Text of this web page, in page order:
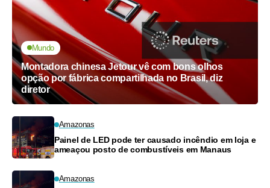
Mundo
Montadora chinesa Jetour vê com bons olhos
opção por fábrica compartilhada no Brasil, diz
diretor
Amazonas
Painel de LED pode ter causado incêndio em loja e
ameaçou posto de combustíveis em Manaus
Amazonas